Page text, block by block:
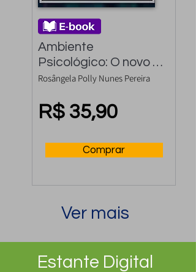
Ambiente
Psicológico: O novo
"ROI" da Saúde
Rosângela Polly Nunes Pereira
R$ 35,90
Comprar
Ver mais
Estante Digital